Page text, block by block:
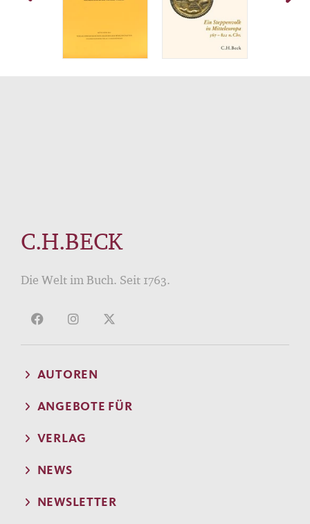
C.H.BECK
Die Welt im Buch. Seit 1763.
AUTOREN
ANGEBOTE FÜR
VERLAG
NEWS
NEWSLETTER